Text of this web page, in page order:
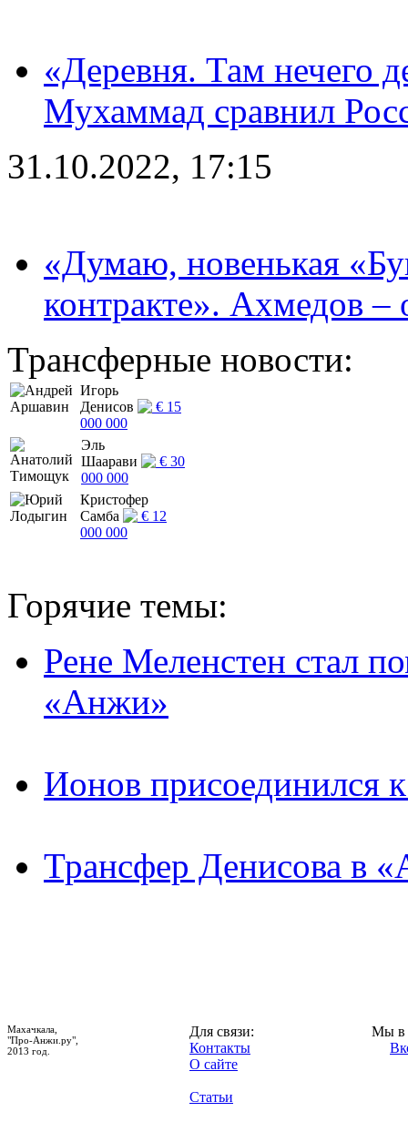
«Деревня. Там нечего
Мухаммад сравнил
31.10.2022, 17:15
«Думаю, новенькая
контракте». Ахмедов
Трансферные новости:
Игорь
Денисов
€ 15
000 000
Эль
Шаарави
€ 30
000 000
Кристофер
Самба
€ 12
000 000
Горячие темы:
Рене Меленстен стал
«Анжи»
Ионов присоединился
Трансфер Денисова в
Махачкала,
"Про-Анжи.ру",
2013 год.
Для связи:
Контакты
О сайте
Статьи
Мы в